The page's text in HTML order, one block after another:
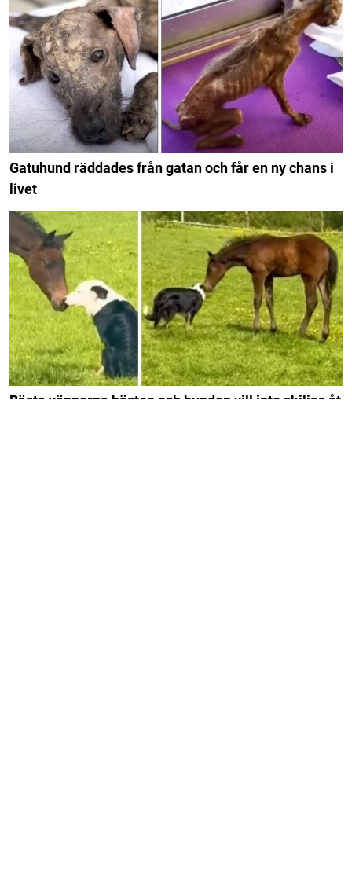
Gatuhund räddades från gatan och får en ny chans i
livet
Bästa vännerna hästen och hunden vill inte skiljas åt